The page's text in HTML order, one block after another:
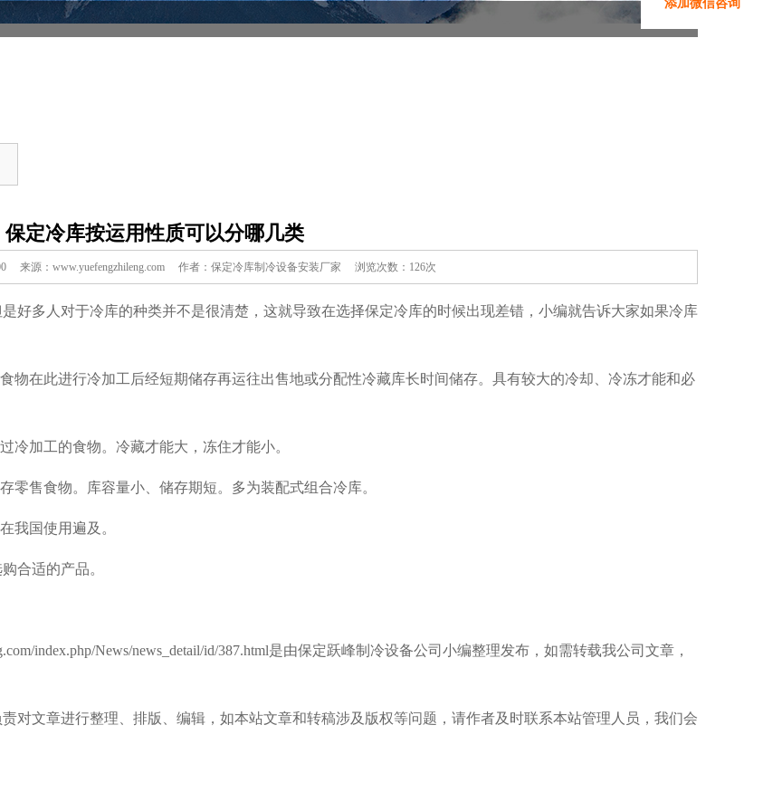
添加微信咨询
保定冷库按运用性质可以分哪几类
来源：www.yuefengzhileng.com 作者：保定冷库制冷设备安装厂家 浏览次数：126次
好多人对于冷库的种类并不是很清楚，这就导致在选择保定冷库的时候出现差错，小编就告诉大家如果冷库
物在此进行冷加工后经短期储存再运往出售地或分配性冷藏库长时间储存。具有较大的冷却、冷冻才能和必
冷加工的食物。冷藏才能大，冻住才能小。
售食物。库容量小、储存期短。多为装配式组合冷库。
我国使用遍及。
合适的产品。
index.php/News/news_detail/id/387.html是由保定跃峰制冷设备公司小编整理发布，如需转载我公司文章，
对文章进行整理、排版、编辑，如本站文章和转稿涉及版权等问题，请作者及时联系本站管理人员，我们会